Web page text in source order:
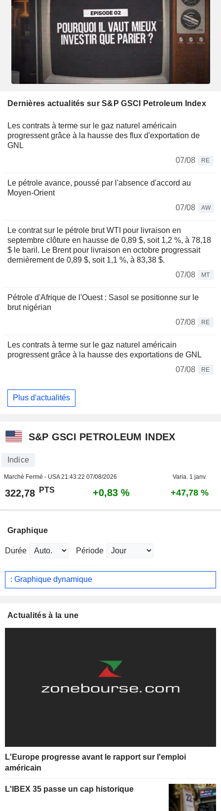
Dernières actualités sur S&P GSCI Petroleum Index
Les contrats à terme sur le gaz naturel américain
progressent grâce à la hausse des flux d'exportation de
GNL
07/08
RE
Le pétrole avance, poussé par l'absence d'accord au
Moyen-Orient
07/08
AW
Le contrat sur le pétrole brut WTI pour livraison en
septembre clôture en hausse de 0,89 $, soit 1,2 %, à 78,18
$ le baril. Le Brent pour livraison en octobre progressait
dernièrement de 0,89 $, soit 1,1 %, à 83,38 $.
07/08
MT
Pétrole d'Afrique de l'Ouest : Sasol se positionne sur le
brut nigérian
07/08
RE
Les contrats à terme sur le gaz naturel américain
progressent grâce à la hausse des exportations de GNL
07/08
RE
Plus d'actualités
S&P GSCI PETROLEUM INDEX
Indice
Marché Fermé - USA21:43:22 07/08/2026 Varia. 1 janv.
322,78 PTS +0,83 % +47,78 %
Graphique
Durée Période
: Graphique dynamique
Actualités à la une
L'Europe progresse avant le rapport sur l'emploi
américain
L'IBEX 35 passe un cap historique